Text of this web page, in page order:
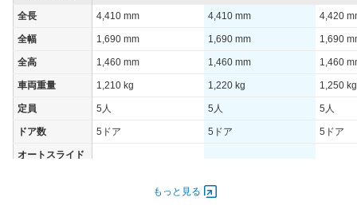
全長 4,410 mm 4,410 mm 4,420
全幅 1,690 mm 1,690 mm 1,690
全高 1,460 mm 1,460 mm 1,460
車両重量 1,210 kg 1,220 kg 1,250 kg
定員 5人 5人 5人
ドア数 5ドア 5ドア 5ドア
オートスライド
もっと見る